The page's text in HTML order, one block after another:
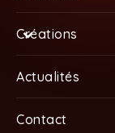
Créations
Actualités
Contact
Créations
Actualités
Contact